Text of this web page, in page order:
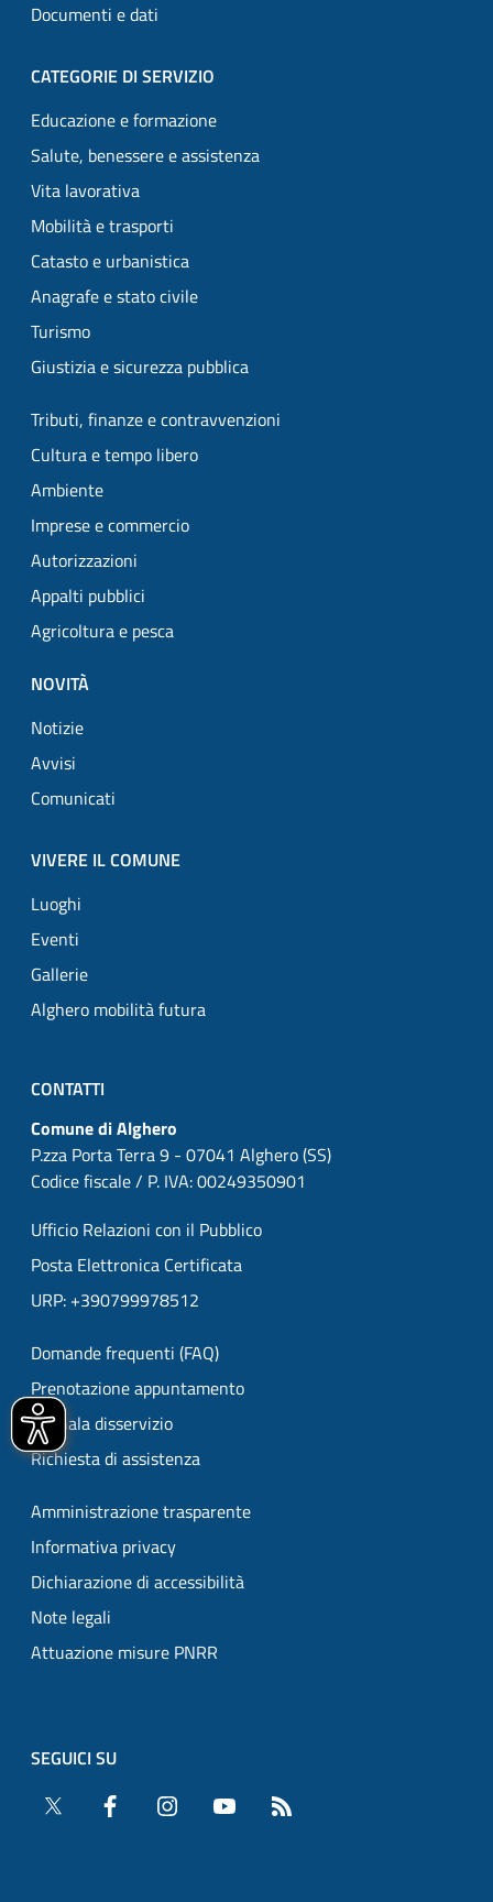
Documenti e dati
CATEGORIE DI SERVIZIO
Educazione e formazione
Salute, benessere e assistenza
Vita lavorativa
Mobilità e trasporti
Catasto e urbanistica
Anagrafe e stato civile
Turismo
Giustizia e sicurezza pubblica
Tributi, finanze e contravvenzioni
Cultura e tempo libero
Ambiente
Imprese e commercio
Autorizzazioni
Appalti pubblici
Agricoltura e pesca
NOVITÀ
Notizie
Avvisi
Comunicati
VIVERE IL COMUNE
Luoghi
Eventi
Gallerie
Alghero mobilità futura
CONTATTI
Comune di Alghero
P.zza Porta Terra 9 - 07041 Alghero (SS)
Codice fiscale / P. IVA: 00249350901
Ufficio Relazioni con il Pubblico
Posta Elettronica Certificata
URP: +390799978512
Domande frequenti (FAQ)
Prenotazione appuntamento
Segnala disservizio
Richiesta di assistenza
Amministrazione trasparente
Informativa privacy
Dichiarazione di accessibilità
Note legali
Attuazione misure PNRR
SEGUICI SU
Twitter
Facebook Instagram YouTube